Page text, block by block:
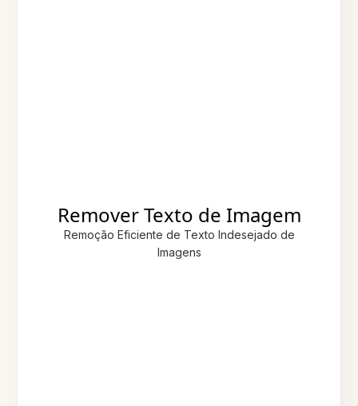
Remover Texto de Imagem
Remoção Eficiente de Texto Indesejado de
Imagens